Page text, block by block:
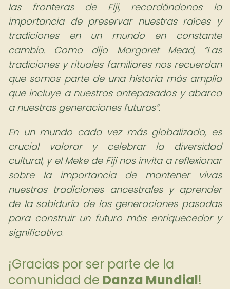
las fronteras de Fiji, recordándonos la
importancia de preservar nuestras raíces y
tradiciones en un mundo en constante
cambio. Como dijo Margaret Mead,
Las
tradiciones y rituales familiares nos recuerdan
que somos parte de una historia más amplia
que incluye a nuestros antepasados y abarca
a nuestras generaciones futuras .
En un mundo cada vez más globalizado, es
crucial valorar y celebrar la diversidad
cultural, y el Meke de Fiji nos invita a reflexionar
sobre la importancia de mantener vivas
nuestras tradiciones ancestrales y aprender
de la sabiduría de las generaciones pasadas
para construir un futuro más enriquecedor y
significativo.
¡Gracias por ser parte de la
comunidad de Danza Mundial!